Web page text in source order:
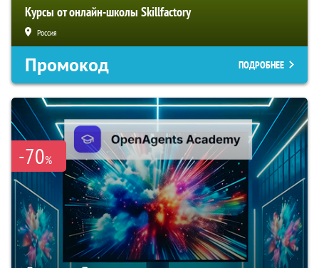
Курсы от онлайн-школы Skillfactory
Россия
Промокод ПОДРОБНЕЕ
-70%